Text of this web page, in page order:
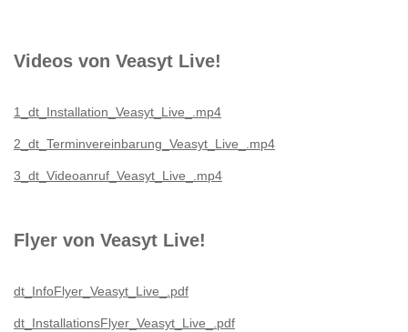
Videos von Veasyt Live!
1_dt_Installation_Veasyt_Live_.mp4
2_dt_Terminvereinbarung_Veasyt_Live_.mp4
3_dt_Videoanruf_Veasyt_Live_.mp4
Flyer von Veasyt Live!
dt_InfoFlyer_Veasyt_Live_.pdf
dt_InstallationsFlyer_Veasyt_Live_.pdf